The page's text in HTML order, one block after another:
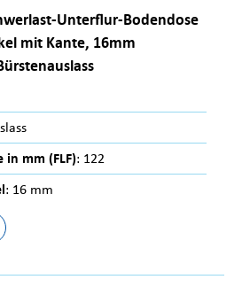
Unterflur-Bodendose
mit Kante, 16mm
mm (FLF): 122
: 16 mm